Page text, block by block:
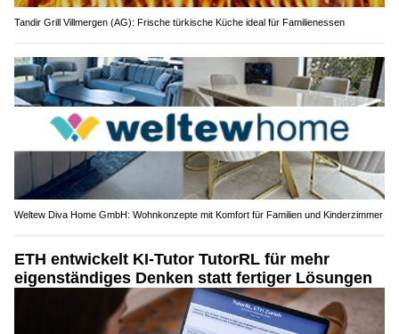
Tandir Grill Villmergen (AG): Frische türkische Küche ideal für Familienessen
Weltew Diva Home GmbH: Wohnkonzepte mit Komfort für Familien und Kinderzimmer
ETH entwickelt KI-Tutor TutorRL für mehr
eigenständiges Denken statt fertiger Lösungen